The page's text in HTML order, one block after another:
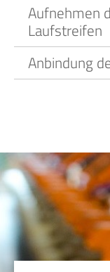
Aufnehmen
Laufstreifen
Anbindung